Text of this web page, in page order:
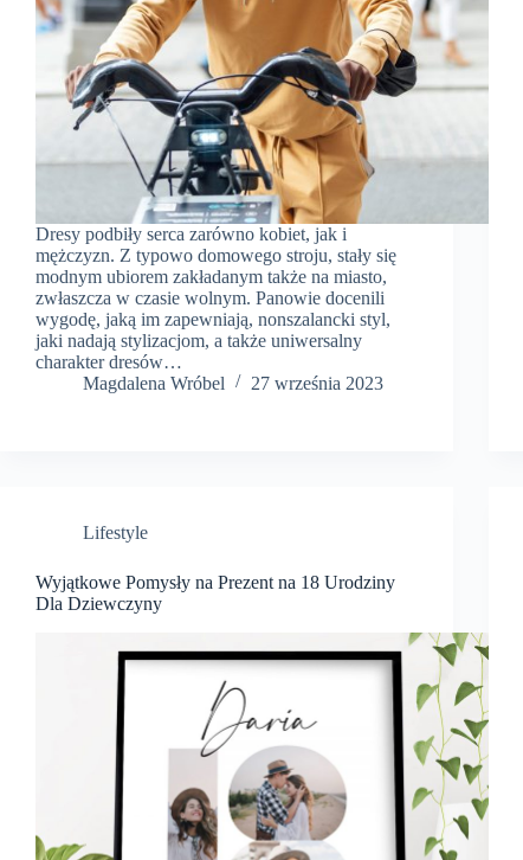
Dresy podbiły serca zarówno kobiet, jak i
mężczyzn. Z typowo domowego stroju, stały się
modnym ubiorem zakładanym także na miasto,
zwłaszcza w czasie wolnym. Panowie docenili
wygodę, jaką im zapewniają, nonszalancki styl,
jaki nadają stylizacjom, a także uniwersalny
charakter dresów…
Magdalena Wróbel
27 września 2023
Lifestyle
Wyjątkowe Pomysły na Prezent na 18 Urodziny
Dla Dziewczyny